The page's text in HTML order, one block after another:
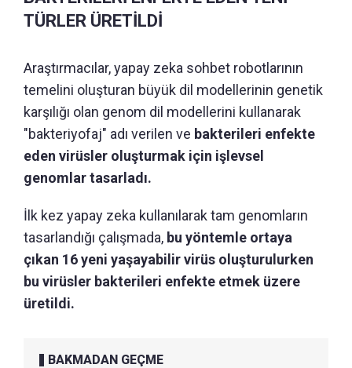
TÜRLER ÜRETİLDİ
Araştırmacılar, yapay zeka sohbet robotlarının
temelini oluşturan büyük dil modellerinin genetik
karşılığı olan genom dil modellerini kullanarak
"bakteriyofaj" adı verilen ve bakterileri enfekte
eden virüsler oluşturmak için işlevsel
genomlar tasarladı.
İlk kez yapay zeka kullanılarak tam genomların
tasarlandığı çalışmada, bu yöntemle ortaya
çıkan 16 yeni yaşayabilir virüs oluşturulurken
bu virüsler bakterileri enfekte etmek üzere
üretildi.
BAKMADAN GEÇME